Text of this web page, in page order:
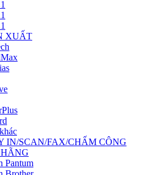
XUẤT
IN/SCAN/FAX/CHẤM CÔNG
Pantum